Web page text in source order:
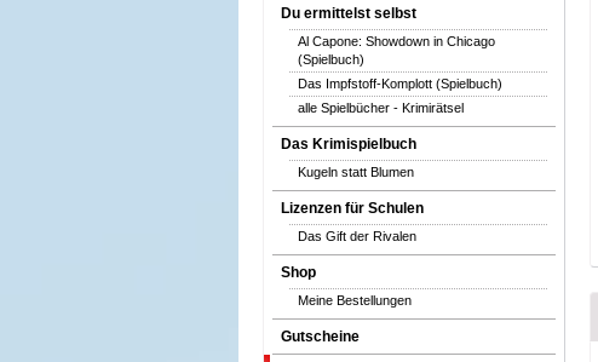
Du ermittelst selbst
Al Capone: Showdown in Chicago
(Spielbuch)
Das Impfstoff-Komplott (Spielbuch)
alle Spielbücher - Krimirätsel
Das Krimispielbuch
Kugeln statt Blumen
Lizenzen für Schulen
Das Gift der Rivalen
Shop
Meine Bestellungen
Gutscheine